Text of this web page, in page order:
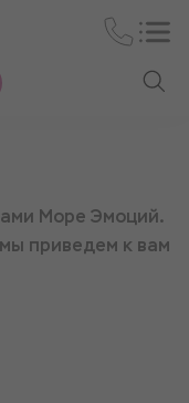
Море Эмоций.
мы приведем к вам